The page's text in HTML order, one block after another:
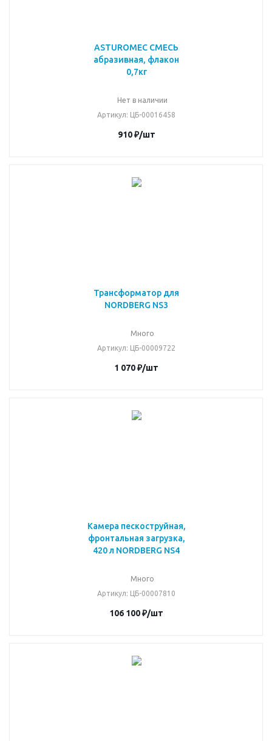
ASTUROMEC СМЕСЬ
абразивная, флакон
0,7кг
Нет в наличии
Артикул: ЦБ-00016458
910₽/шт
Трансформатор для
NORDBERG NS3
Много
Артикул: ЦБ-00009722
1 070₽/шт
Камера пескоструйная,
фронтальная загрузка,
420 л NORDBERG NS4
Много
Артикул: ЦБ-00007810
106 100₽/шт